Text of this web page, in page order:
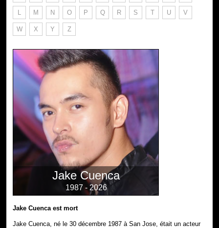
L M N O P Q R S T U V
W X Y Z
Jake Cuenca
1987 - 2026
Jake Cuenca est mort
Jake Cuenca, né le 30 décembre 1987 à San Jose, était un acteur